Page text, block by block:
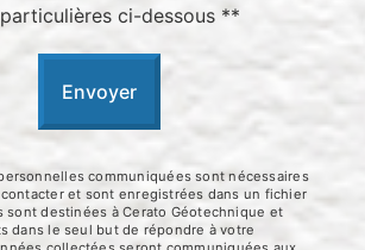
ci-dessous **
Envoyer
communiquées sont nécessaires
et sont enregistrées dans un fichier
sont destinées à Cerato Géotechnique et
dans le seul but de répondre à votre